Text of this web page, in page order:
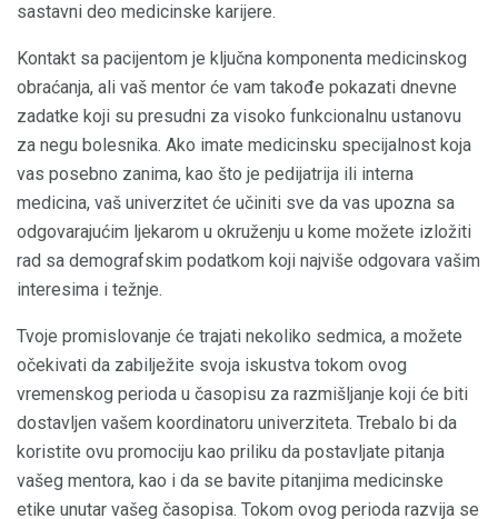
sastavni deo medicinske karijere.
Kontakt sa pacijentom je ključna komponenta medicinskog
obraćanja, ali vaš mentor će vam takođe pokazati dnevne
zadatke koji su presudni za visoko funkcionalnu ustanovu
za negu bolesnika. Ako imate medicinsku specijalnost koja
vas posebno zanima, kao što je pedijatrija ili interna
medicina, vaš univerzitet će učiniti sve da vas upozna sa
odgovarajućim ljekarom u okruženju u kome možete izložiti
rad sa demografskim podatkom koji najviše odgovara vašim
interesima i težnje.
Tvoje promislovanje će trajati nekoliko sedmica, a možete
očekivati ​​da zabilježite svoja iskustva tokom ovog
vremenskog perioda u časopisu za razmišljanje koji će biti
dostavljen vašem koordinatoru univerziteta. Trebalo bi da
koristite ovu promociju kao priliku da postavljate pitanja
vašeg mentora, kao i da se bavite pitanjima medicinske
etike unutar vašeg časopisa. Tokom ovog perioda razvija se